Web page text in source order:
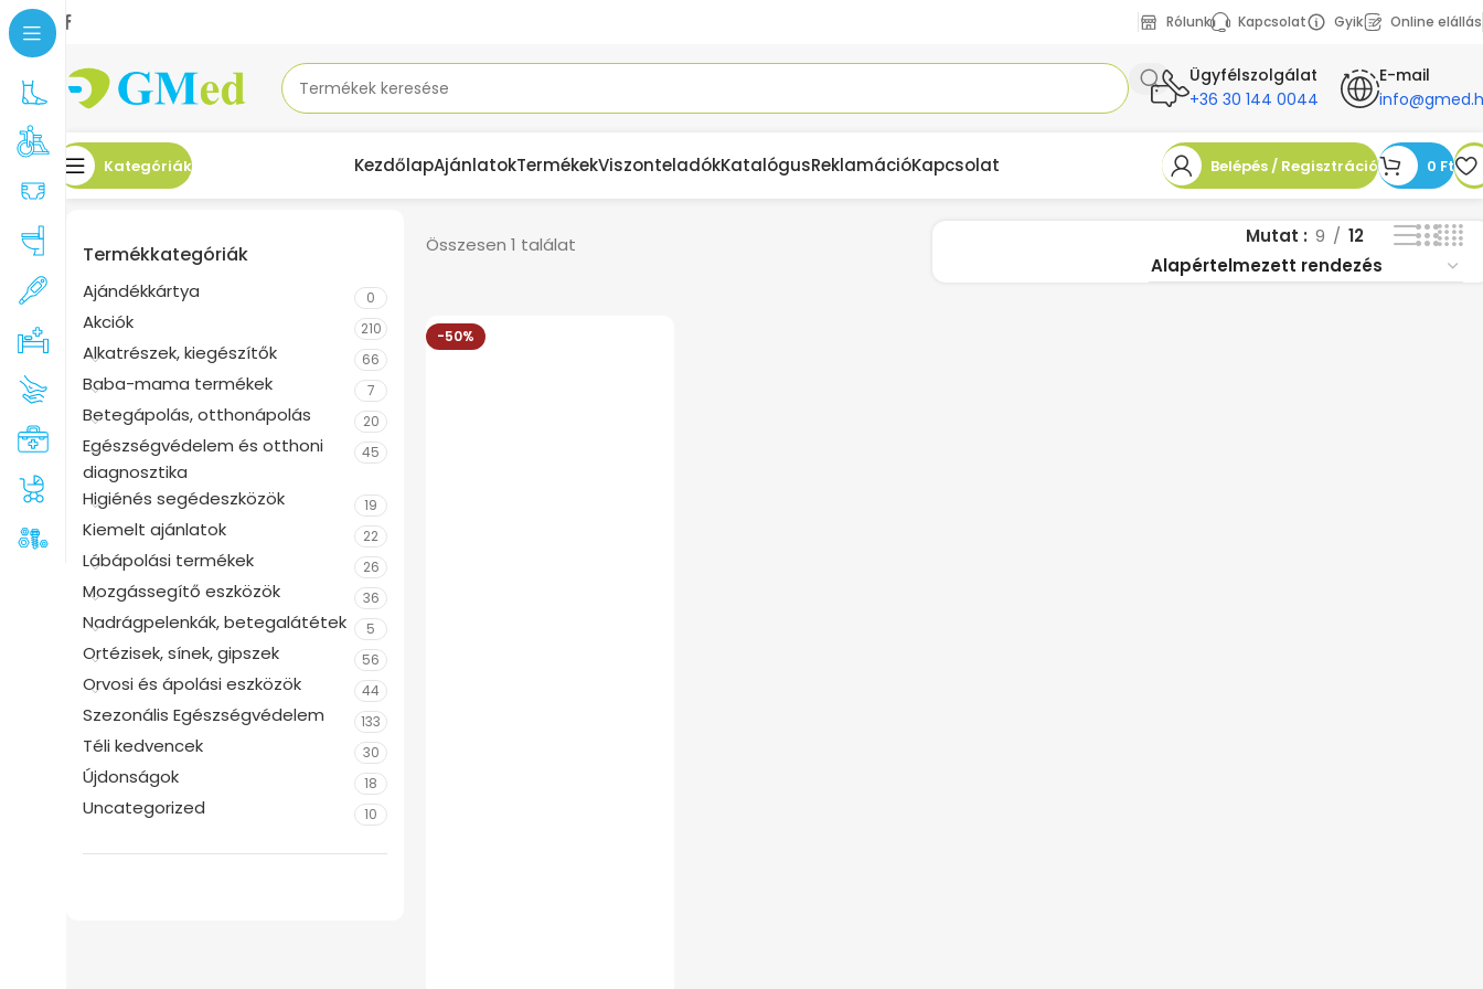
Rólunk Kapcsolat Gyik Online elállás
Ügyfélszolgálat
+36 30 144 0044
E-mail
Kategóriák KezdőlapAjánlatokTermékekViszonteladókKatalógusReklamációKapcsolat Belépés / Regisztráció 0 Ft
Termékkategóriák
Ajándékkártya 0
Akciók 210
Alkatrészek, kiegészítők 66
Baba-mama termékek 7
Betegápolás, otthonápolás 20
Egészségvédelem és otthoni
diagnosztika
45
Higiénés segédeszközök 19
Kiemelt ajánlatok 22
Lábápolási termékek 26
Mozgássegítő eszközök 36
Nadrágpelenkák, betegalátétek 5
Ortézisek, sínek, gipszek 56
Orvosi és ápolási eszközök 44
Szezonális Egészségvédelem 133
Téli kedvencek 30
Újdonságok 18
Uncategorized 10
Összesen 1 találat Mutat 9 12
-50%